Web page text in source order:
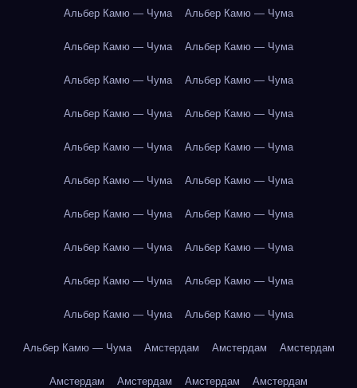
Альбер Камю — Чума Альбер Камю — Чума
Альбер Камю — Чума Альбер Камю — Чума
Альбер Камю — Чума Альбер Камю — Чума
Альбер Камю — Чума Альбер Камю — Чума
Альбер Камю — Чума Альбер Камю — Чума
Альбер Камю — Чума Альбер Камю — Чума
Альбер Камю — Чума Альбер Камю — Чума
Альбер Камю — Чума Альбер Камю — Чума
Альбер Камю — Чума Альбер Камю — Чума
Альбер Камю — Чума Альбер Камю — Чума
Альбер Камю — Чума Амстердам Амстердам Амстердам
Амстердам Амстердам Амстердам Амстердам